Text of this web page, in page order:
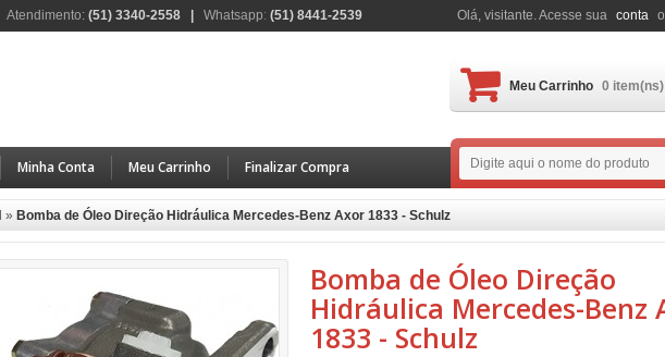
Olá, visitante. Acesse sua conta
Atendimento: (51) 3340-2558 | Whatsapp: (51) 8441-2539
Meu Carrinho 0 item(ns)
Minha Conta Meu Carrinho Finalizar Compra
» Bomba de Óleo Direção Hidráulica Mercedes-Benz Axor 1833 - Schulz
Bomba de Óleo Direção
Hidráulica Mercedes-Benz
1833 - Schulz